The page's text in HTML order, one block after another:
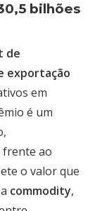
bilhões
de
exportação
em
é um
frente ao
o valor que
commodity,